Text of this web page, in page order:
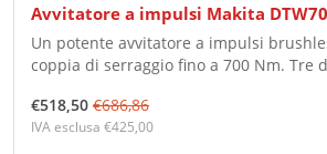
Avvitatore a impulsi Makita
Un potente avvitatore a impulsi
coppia di serraggio fino a 700 Nm. Tre
€518,50 €686,86
IVA esclusa €425,00